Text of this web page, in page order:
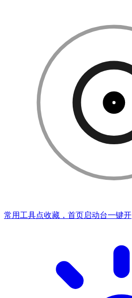
常用工具点收藏，首页启动台一键开